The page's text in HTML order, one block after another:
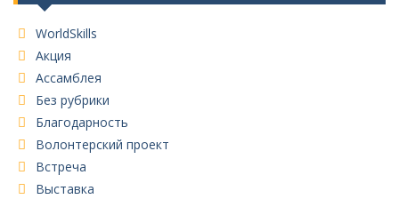
WorldSkills
Акция
Ассамблея
Без рубрики
Благодарность
Волонтерский проект
Встреча
Выставка